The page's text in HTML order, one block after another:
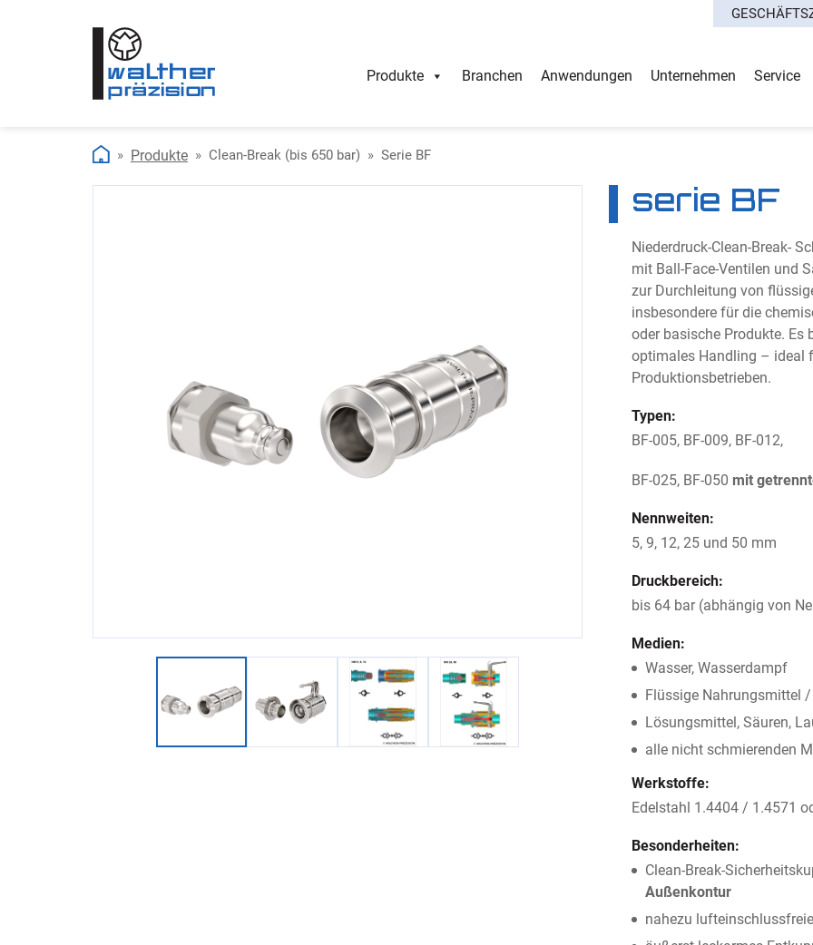
Produkte Branchen Anwendungen Unternehmen Service
Produkte Clean-Break (bis 650 bar) Serie BF
serie BF
Niederdruck-Clean-Break-
mit Ball-Face-Ventilen und
zur Durchleitung von
insbesondere für die
oder basische Produkte.
optimales Handling – ideal
Produktionsbetrieben.
Typen:
BF-005, BF-009, BF-012,
BF-025, BF-050 mit
Nennweiten:
5, 9, 12, 25 und 50 mm
Druckbereich:
bis 64 bar (abhängig von
Medien:
Wasser, Wasserdampf
Flüssige Nahrungsmittel
Lösungsmittel, Säuren,
alle nicht schmierenden
Werkstoffe:
Edelstahl 1.4404 / 1.4571
Besonderheiten:
Clean-Break-
Außenkontur
nahezu